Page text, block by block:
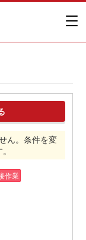
ん。条件を変
作業